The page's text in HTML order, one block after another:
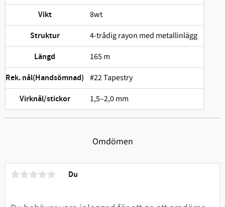
Vikt 8wt
Struktur 4-trådig rayon med metallinlägg
Längd 165 m
Rek. nål(Handsömnad) #22 Tapestry
Virknål/stickor 1,5–2,0 mm
Omdömen
Du